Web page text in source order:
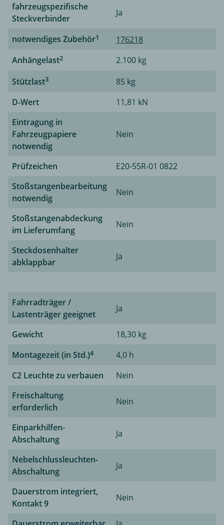
fahrzeugspezifische
Steckverbinder
Ja
notwendiges Zubehör1
176218
Anhängelast2
2.100 kg
Stützlast3
85 kg
D-Wert
11,81 kN
Eintragung in
Fahrzeugpapiere
notwendig
Nein
Prüfzeichen
E20-55R-01 0822
Stoßstangenbearbeitung
notwendig
Nein
Stoßstangenabdeckung
im Lieferumfang
Nein
Steckdosenhalter
abklappbar
Ja
Fahrradträger /
Lastenträger geeignet
Ja
Gewicht
18,30 kg
Montagezeit (in Std.)4
4,0 h
C2 Leuchte zu verbauen
Nein
Freischaltung
erforderlich
Nein
Einparkhilfen-
Abschaltung
Ja
Nebelschlussleuchten-
Abschaltung
Ja
Dauerstrom integriert,
Kontakt 9
Nein